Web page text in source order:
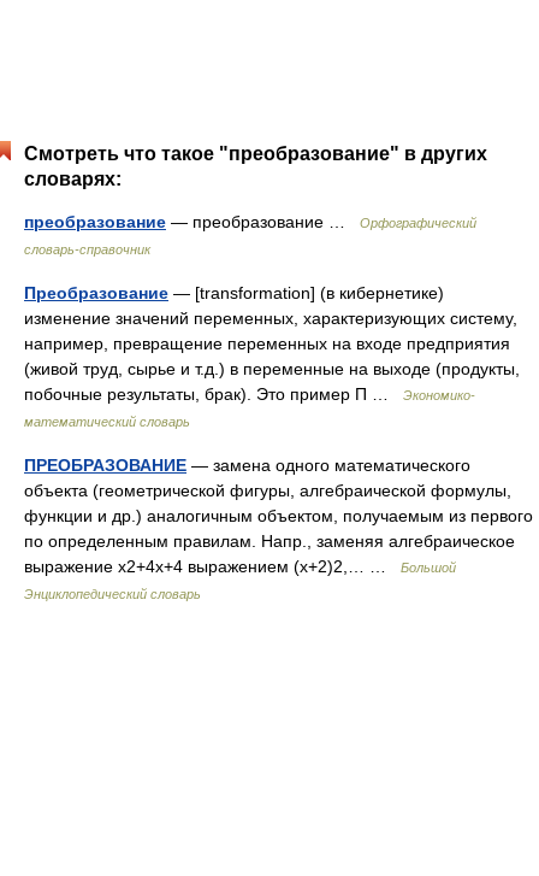
Смотреть что такое "преобразование" в других
словарях:
преобразование — преобразование …
Орфографический
словарь-справочник
Преобразование — [transfor­ma­tion] (в кибернетике)
изменение значений переменных, характеризующих систему,
например, превращение переменных на входе предприятия
(живой труд, сырье и т.д.) в переменные на выходе (продукты,
побочные результаты, брак). Это пример П …
Экономико-
математический словарь
ПРЕОБРАЗОВАНИЕ — замена одного математического
объекта (геометрической фигуры, алгебраической формулы,
функции и др.) аналогичным объектом, получаемым из первого
по определенным правилам. Напр., заменяя алгебраическое
выражение x2+4x+4 выражением (x+2)2,… …
Большой
Энциклопедический словарь